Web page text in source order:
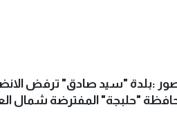
:بلدة "سيد صادق" ترفض
"حلبجة" المفترضة شمال